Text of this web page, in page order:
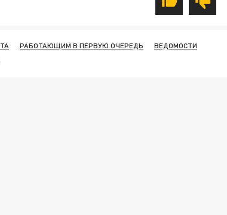
РАБОТАЮЩИМ В ПЕРВУЮ ОЧЕРЕДЬ
ВЕДОМОСТИ